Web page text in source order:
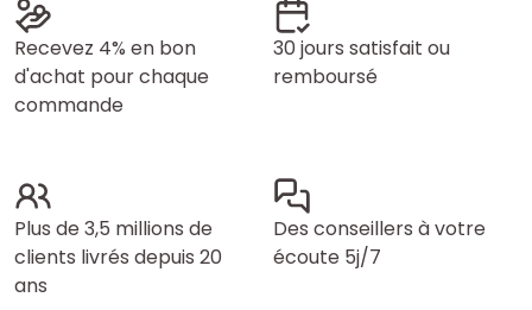
Recevez 4% en bon
d'achat pour chaque
commande
30 jours satisfait ou
remboursé
Plus de 3,5 millions de
clients livrés depuis 20
ans
Des conseillers à votre
écoute 5j/7